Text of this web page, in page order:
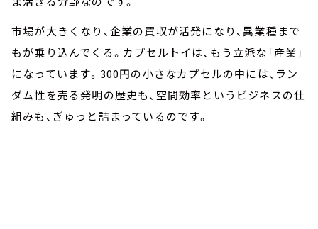
市場が大きくなり、企業の買収が活発になり、異業種まで
もが乗り込んでくる。カプセルトイは、もう立派な「産業」
になっています。300円の小さなカプセルの中には、ラン
ダム性を売る発明の歴史も、空間効率というビジネスの仕
組みも、ぎゅっと詰まっているのです。